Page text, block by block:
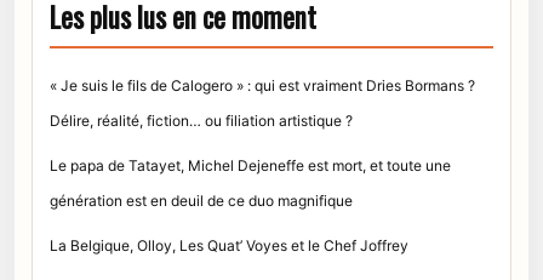
Les plus lus en ce moment
« Je suis le fils de Calogero » : qui est vraiment Dries Bormans ?
Délire, réalité, fiction… ou filiation artistique ?
Le papa de Tatayet, Michel Dejeneffe est mort, et toute une
génération est en deuil de ce duo magnifique
La Belgique, Olloy, Les Quat’ Voyes et le Chef Joffrey